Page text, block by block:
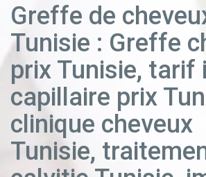
Greffe de
Tunisie : Greffe
prix Tunisie, tarif
capillaire prix
clinique cheveux
Tunisie,